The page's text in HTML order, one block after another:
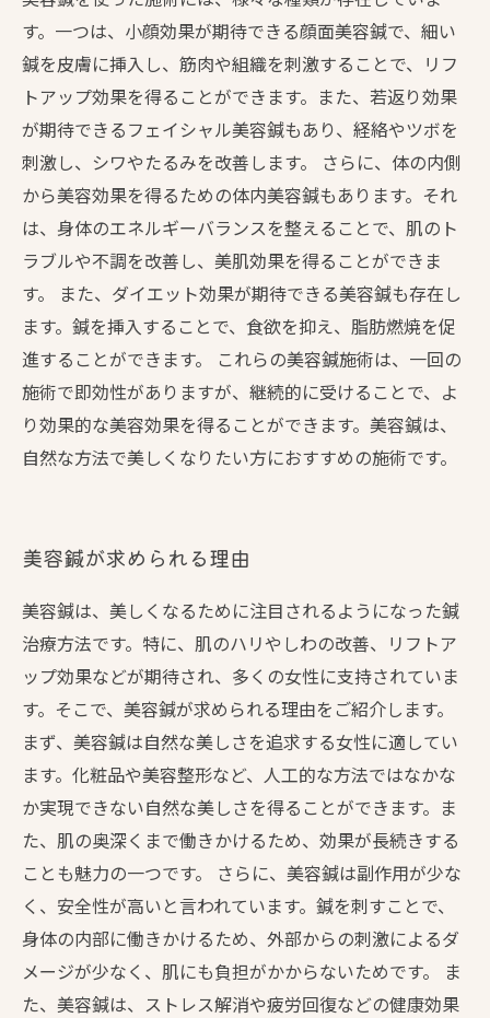
す。一つは、小顔効果が期待できる顔面美容鍼で、細い
鍼を皮膚に挿入し、筋肉や組織を刺激することで、リフ
トアップ効果を得ることができます。また、若返り効果
が期待できるフェイシャル美容鍼もあり、経絡やツボを
刺激し、シワやたるみを改善します。 さらに、体の内側
から美容効果を得るための体内美容鍼もあります。それ
は、身体のエネルギーバランスを整えることで、肌のト
ラブルや不調を改善し、美肌効果を得ることができま
す。 また、ダイエット効果が期待できる美容鍼も存在し
ます。鍼を挿入することで、食欲を抑え、脂肪燃焼を促
進することができます。 これらの美容鍼施術は、一回の
施術で即効性がありますが、継続的に受けることで、よ
り効果的な美容効果を得ることができます。美容鍼は、
自然な方法で美しくなりたい方におすすめの施術です。
美容鍼が求められる理由
美容鍼は、美しくなるために注目されるようになった鍼
治療方法です。特に、肌のハリやしわの改善、リフトア
ップ効果などが期待され、多くの女性に支持されていま
す。そこで、美容鍼が求められる理由をご紹介します。
まず、美容鍼は自然な美しさを追求する女性に適してい
ます。化粧品や美容整形など、人工的な方法ではなかな
か実現できない自然な美しさを得ることができます。ま
た、肌の奥深くまで働きかけるため、効果が長続きする
ことも魅力の一つです。 さらに、美容鍼は副作用が少な
く、安全性が高いと言われています。鍼を刺すことで、
身体の内部に働きかけるため、外部からの刺激によるダ
メージが少なく、肌にも負担がかからないためです。 ま
た、美容鍼は、ストレス解消や疲労回復などの健康効果